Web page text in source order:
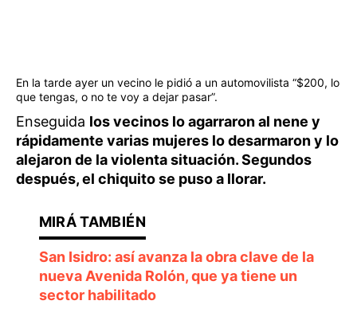
En la tarde ayer un vecino le pidió a un automovilista “$200, lo
que tengas, o no te voy a dejar pasar”.
Enseguida los vecinos lo agarraron al nene y
rápidamente varias mujeres lo desarmaron y lo
alejaron de la violenta situación. Segundos
después, el chiquito se puso a llorar.
San Isidro: así avanza la obra clave de la
nueva Avenida Rolón, que ya tiene un
sector habilitado